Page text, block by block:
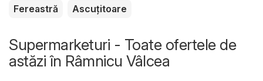
Fereastră
Ascuțitoare
Supermarketuri - Toate ofertele de
astăzi în Râmnicu Vâlcea